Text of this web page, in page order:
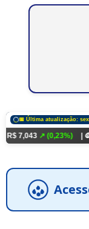
📅 Última atualização:
↗ (0,23%) | 🪙 Bitcoin: